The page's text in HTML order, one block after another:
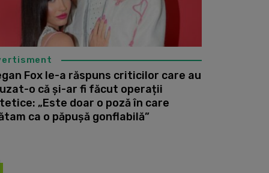
Fox le-a răspuns criticilor care au
o că și-ar fi făcut operații
„Este doar o poză în care
ca o păpușă gonflabilă”